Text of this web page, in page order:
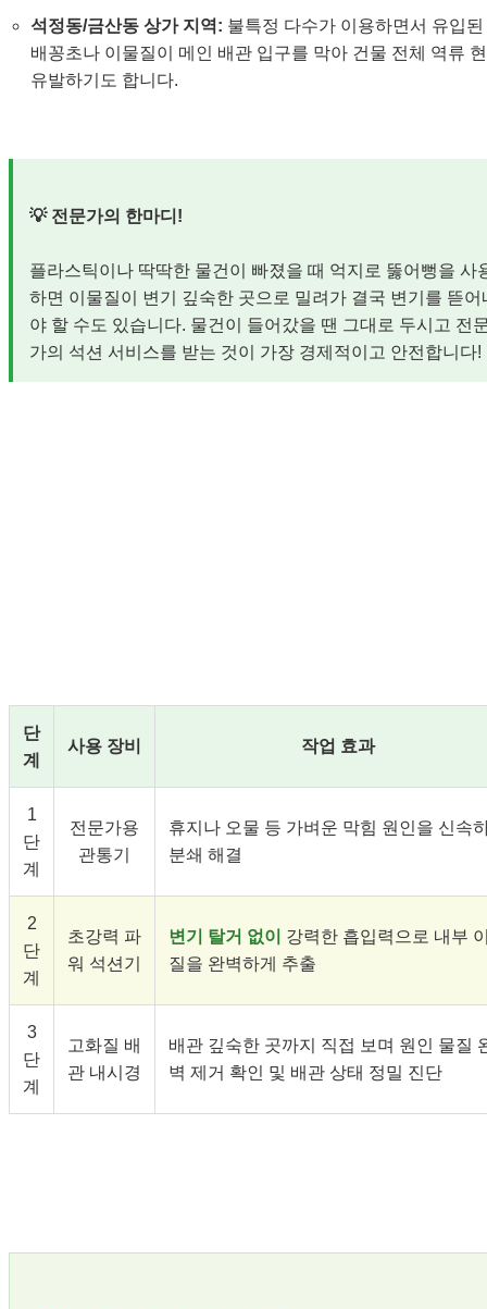
석정동/금산동 상가 지역: 불특정 다수가 이용하면서 유입된
배꽁초나 이물질이 메인 배관 입구를 막아 건물 전체 역류
유발하기도 합니다.
💡 전문가의 한마디!
플라스틱이나 딱딱한 물건이 빠졌을 때 억지로 뚫어뻥을 사
하면 이물질이 변기 깊숙한 곳으로 밀려가 결국 변기를 뜯어
야 할 수도 있습니다. 물건이 들어갔을 땐 그대로 두시고 전
가의 석션 서비스를 받는 것이 가장 경제적이고 안전합니다!
단
계
사용 장비 작업 효과
1
단
계
전문가용
관통기
휴지나 오물 등 가벼운 막힘 원인을 신속
분쇄 해결
2
단
계
초강력 파
워 석션기
변기 탈거 없이
강력한 흡입력으로 내부
질을 완벽하게 추출
3
단
계
고화질 배
관 내시경
배관 깊숙한 곳까지 직접 보며 원인 물질
벽 제거 확인 및 배관 상태 정밀 진단